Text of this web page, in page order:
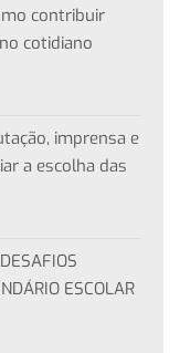
contribuir
cotidiano
imprensa e
a escolha das
ESCOLAR